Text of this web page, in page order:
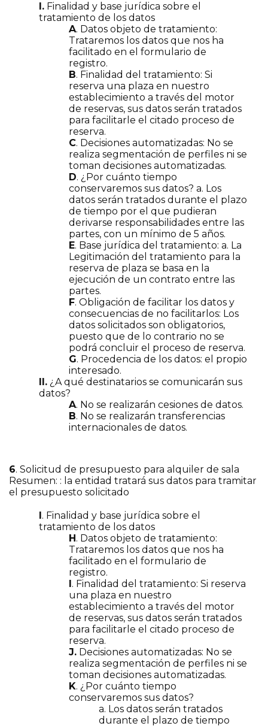
I. Finalidad y base jurídica sobre el
tratamiento de los datos
A. Datos objeto de tratamiento:
Trataremos los datos que nos ha
facilitado en el formulario de
registro.
B. Finalidad del tratamiento: Si
reserva una plaza en nuestro
establecimiento a través del motor
de reservas, sus datos serán tratados
para facilitarle el citado proceso de
reserva.
C. Decisiones automatizadas: No se
realiza segmentación de perfiles ni se
toman decisiones automatizadas.
D. ¿Por cuánto tiempo
conservaremos sus datos? a. Los
datos serán tratados durante el plazo
de tiempo por el que pudieran
derivarse responsabilidades entre las
partes, con un mínimo de 5 años.
E. Base jurídica del tratamiento: a. La
Legitimación del tratamiento para la
reserva de plaza se basa en la
ejecución de un contrato entre las
partes.
F. Obligación de facilitar los datos y
consecuencias de no facilitarlos: Los
datos solicitados son obligatorios,
puesto que de lo contrario no se
podrá concluir el proceso de reserva.
G. Procedencia de los datos: el propio
interesado.
II. ¿A qué destinatarios se comunicarán sus
datos?
A. No se realizarán cesiones de datos.
B. No se realizarán transferencias
internacionales de datos.
6. Solicitud de presupuesto para alquiler de sala
Resumen: : la entidad tratará sus datos para tramitar
el presupuesto solicitado
I. Finalidad y base jurídica sobre el
tratamiento de los datos
H. Datos objeto de tratamiento:
Trataremos los datos que nos ha
facilitado en el formulario de
registro.
I. Finalidad del tratamiento: Si reserva
una plaza en nuestro
establecimiento a través del motor
de reservas, sus datos serán tratados
para facilitarle el citado proceso de
reserva.
J. Decisiones automatizadas: No se
realiza segmentación de perfiles ni se
toman decisiones automatizadas.
K. ¿Por cuánto tiempo
conservaremos sus datos?
a. Los datos serán tratados
durante el plazo de tiempo